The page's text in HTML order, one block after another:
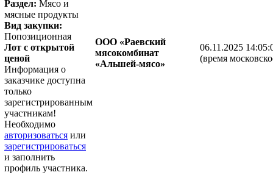
Раздел: Мясо и
мясные продукты
Вид закупки:
Попозиционная
Лот с открытой
ценой
Информация о
заказчике доступна
только
зарегистрированным
участникам!
Необходимо
авторизоваться или
зарегистрироваться
и заполнить
профиль участника.
ООО «Раевский
мясокомбинат
«Альшей-мясо»
06.11.2025
(время